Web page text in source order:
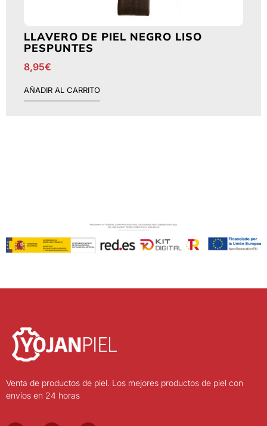
LLAVERO DE PIEL NEGRO LISO
PESPUNTES
8,95€
AÑADIR AL CARRITO
Venta de productos de piel. Los mejores productos de piel con
envíos en 24 horas